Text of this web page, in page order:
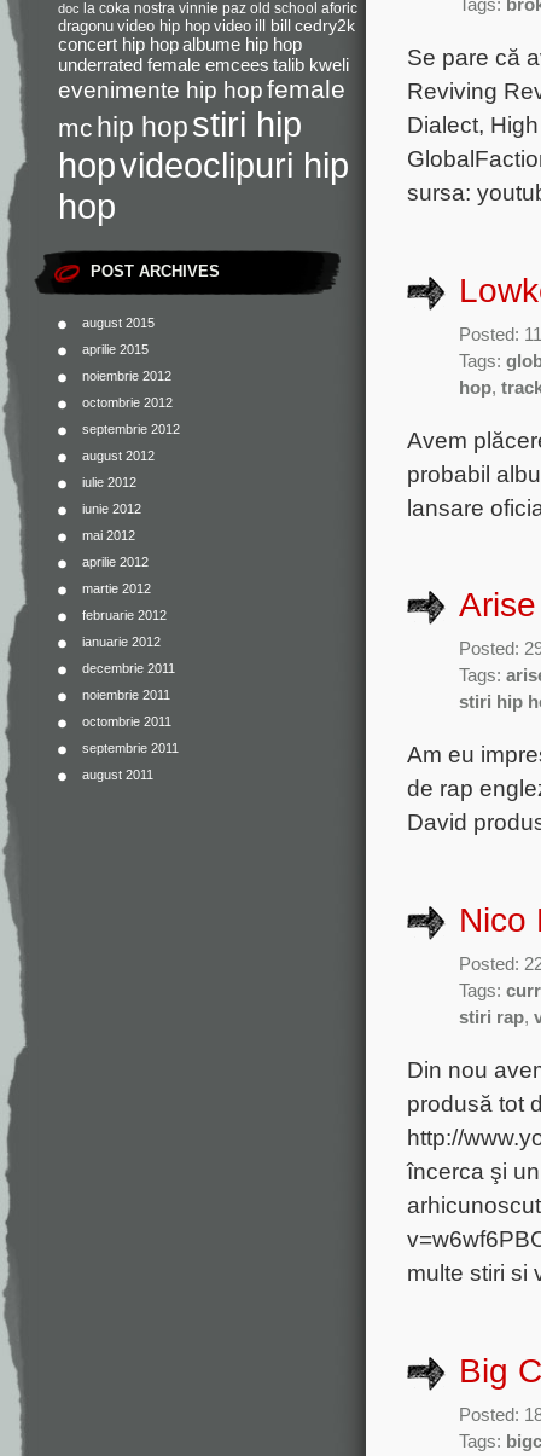
doc la coka nostra vinnie paz old school aforic
dragonu video hip hop video ill bill cedry2k
concert hip hopalbume hip hop
underrated female emcees talib kweli
evenimente hip hopfemale
mc hip hopstiri hip
hopvideoclipuri hip
hop
POST ARCHIVES
august 2015
aprilie 2015
noiembrie 2012
octombrie 2012
septembrie 2012
august 2012
iulie 2012
iunie 2012
mai 2012
aprilie 2012
martie 2012
februarie 2012
ianuarie 2012
decembrie 2011
noiembrie 2011
octombrie 2011
septembrie 2011
august 2011
Tags:
Se pare că
Reviving
Dialect,
sursa:
Posted:
Tags:
hop,
Avem
probabil
lansare
Posted:
Tags:
stiri hip
Am eu
de rap
David
Nico
Posted:
Tags:
stiri rap,
Din nou
produsă tot
http://
încerca şi
multe stiri si
Big
Posted:
Tags: